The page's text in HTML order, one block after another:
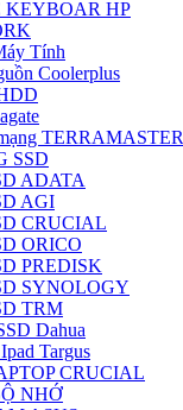
KEYBOAR HP
Tính
Coolerplus
TERRAMASTER
SSD
ADATA
AGI
CRUCIAL
ORICO
PREDISK
SYNOLOGY
TRM
Dahua
Targus
CRUCIAL
NHỚ